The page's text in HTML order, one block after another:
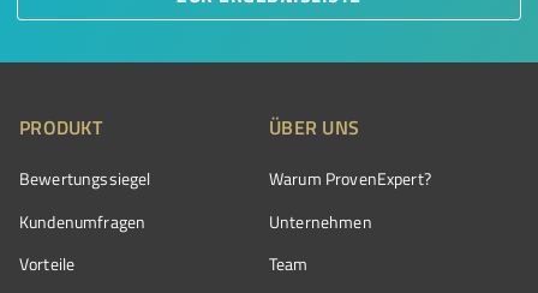
PRODUKT
Bewertungssiegel
Kundenumfragen
Vorteile
ÜBER UNS
Warum ProvenExpert?
Unternehmen
Team